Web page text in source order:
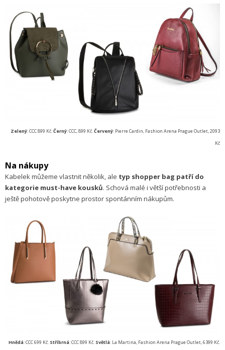
Zelený: CCC 899 Kč. Černý: CCC, 899 Kč. Červený: Pierre Cardin, Fashion Arena Prague Outlet, 2093
Kč
Na nákupy
Kabelek můžeme vlastnit několik, ale typ shopper bag patří do
kategorie must-have kousků. Schová malé i větší potřebnosti a
ještě pohotově poskytne prostor spontánním nákupům.
Hnědá: CCC 699 Kč. Stříbrná: CCC 899 Kč. Světlá: La Martina, Fashion Arena Prague Outlet, 6399 Kč.